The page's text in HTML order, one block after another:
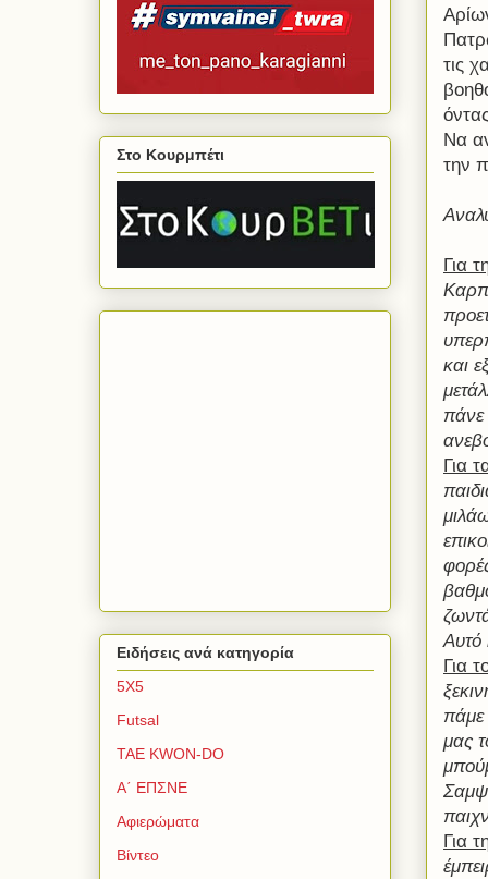
τις
Να
την
Για
και
πάνε
Για
Αυτό
Για
πάμε
μας
Για
Στο Κουρμπέτι
Ειδήσεις ανά κατηγορία
5Χ5
Futsal
TAE KWON-DO
Α΄ ΕΠΣΝΕ
Αφιερώματα
Βίντεο